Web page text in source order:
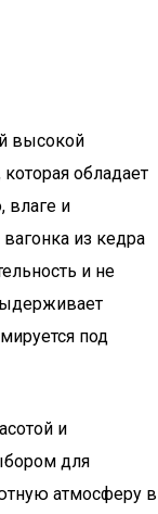
высокой
обладает
влаге и
из кедра
и не
под
и
для
атмосферу в